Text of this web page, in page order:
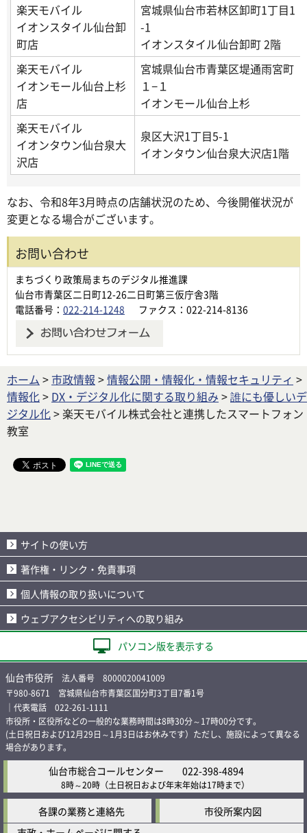
楽天モバイル
イオンスタイル仙台卸
町店
宮城県仙台市若林区卸町1丁目1
-1
イオンスタイル仙台卸町 2階
楽天モバイル
イオンモール仙台上杉
店
宮城県仙台市青葉区堤通雨宮町
１−１
イオンモール仙台上杉
楽天モバイル
イオンタウン仙台泉大
沢店
泉区大沢1丁目5-1
イオンタウン仙台泉大沢店1階
なお、令和8年3月時点の店舗状況のため、今後開催状況が
変更となる場合がございます。
お問い合わせ
まちづくり政策局まちのデジタル推進課
仙台市青葉区二日町12-26二日町第三仮庁舎3階
電話番号： 022-214-1248 ファクス：022-214-8136
ホーム >市政情報 >情報公開・情報化・情報セキュリティ >
情報化> DX・デジタル化に関する取り組み >誰にも優しいデ
ジタル化> 楽天モバイル株式会社と連携したスマートフォン
教室
サイトの使い方
著作権・リンク・免責事項
個人情報の取り扱いについて
ウェブアクセシビリティへの取り組み
パソコン版を表示する
仙台市役所 法人番号 8000020041009
〒980-8671 宮城県仙台市青葉区国分町3丁目7番1号
｜代表電話 022-261-1111
市役所・区役所などの一般的な業務時間は8時30分～17時00分です。
(土日祝日および12月29日～1月3日はお休みです）ただし、施設によって異なる
場合があります。
仙台市総合コールセンター 022-398-4894
8時～20時 （土日祝日および年末年始は17時まで）
各課の業務と連絡先
市役所案内図